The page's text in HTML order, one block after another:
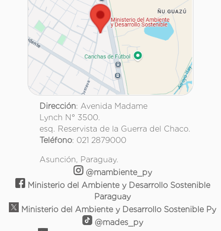
Dirección: Avenida Madame
Lynch N° 3500.
esq. Reservista de la Guerra del Chaco.
Teléfono: 021 2879000
Asunción, Paraguay.
@mambiente_py
Ministerio del Ambiente y Desarrollo Sostenible
Paraguay
Ministerio del Ambiente y Desarrollo Sostenible Py
@mades_py